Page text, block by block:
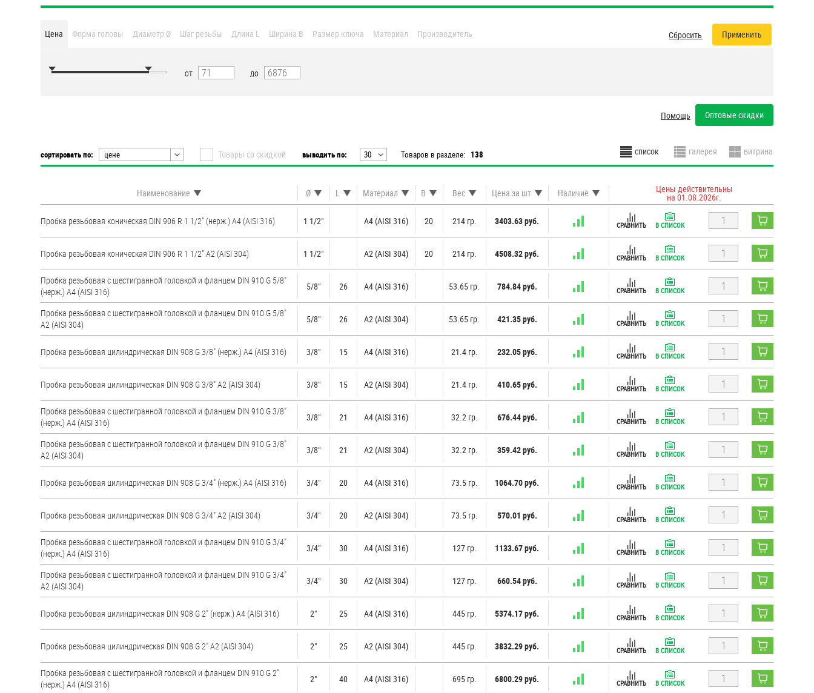
Дюбели
Инструмент
метрической резьбой
Крюки, кольца с шурупной
резьбой
Оснастка и аксессуары для
яхт
Пробки
Саморезы и шурупы
Стопорные кольца
Хомуты
Шайбы
Шпильки
Шплинты
Штифты и пальцы
Цена Форма головы Диаметр Ø Шаг резьбы Длина L Ширина B Размер ключа Материал Производитель Сбросить все фильтры
от до
Оптовые скидки
Помощь
сортировать по:
цене
цене
Товары со скидкой выводить по:
30
20
50
Товаров в разделе: 138
Наименование Ø L Материал B Вес Цена за шт Наличие Цены действительны
на 01.08.2026г.
Пробка резьбовая коническая DIN 906 R 1 1/2" (нерж.) A4 (AISI 316) 1 1/2" A4 (AISI 316) 20 214 гр. 3403.63 руб. СРАВНИТЬ В СПИСОК
Пробка резьбовая коническая DIN 906 R 1 1/2" А2 (AISI 304) 1 1/2" А2 (AISI 304) 20 214 гр. 4508.32 руб. СРАВНИТЬ В СПИСОК
Пробка резьбовая с шестигранной головкой и фланцем DIN 910 G 5/8"
(нерж.) A4 (AISI 316)
5/8" 26 A4 (AISI 316) 53.65 гр. 784.84 руб. СРАВНИТЬ В СПИСОК
Пробка резьбовая с шестигранной головкой и фланцем DIN 910 G 5/8"
А2 (AISI 304)
5/8" 26 А2 (AISI 304) 53.65 гр. 421.35 руб. СРАВНИТЬ В СПИСОК
Пробка резьбовая цилиндрическая DIN 908 G 3/8" (нерж.) A4 (AISI 316) 3/8" 15 A4 (AISI 316) 21.4 гр. 232.05 руб. СРАВНИТЬ В СПИСОК
Пробка резьбовая цилиндрическая DIN 908 G 3/8" А2 (AISI 304) 3/8" 15 А2 (AISI 304) 21.4 гр. 410.65 руб. СРАВНИТЬ В СПИСОК
Пробка резьбовая с шестигранной головкой и фланцем DIN 910 G 3/8"
(нерж.) A4 (AISI 316)
3/8" 21 A4 (AISI 316) 32.2 гр. 676.44 руб. СРАВНИТЬ В СПИСОК
Пробка резьбовая с шестигранной головкой и фланцем DIN 910 G 3/8"
А2 (AISI 304)
3/8" 21 А2 (AISI 304) 32.2 гр. 359.42 руб. СРАВНИТЬ В СПИСОК
Пробка резьбовая цилиндрическая DIN 908 G 3/4" (нерж.) A4 (AISI 316) 3/4" 20 A4 (AISI 316) 73.5 гр. 1064.70 руб. СРАВНИТЬ В СПИСОК
Пробка резьбовая цилиндрическая DIN 908 G 3/4" А2 (AISI 304) 3/4" 20 А2 (AISI 304) 73.5 гр. 570.01 руб. СРАВНИТЬ В СПИСОК
Пробка резьбовая с шестигранной головкой и фланцем DIN 910 G 3/4"
(нерж.) A4 (AISI 316)
3/4" 30 A4 (AISI 316) 127 гр. 1133.67 руб. СРАВНИТЬ В СПИСОК
Пробка резьбовая с шестигранной головкой и фланцем DIN 910 G 3/4"
А2 (AISI 304)
3/4" 30 А2 (AISI 304) 127 гр. 660.54 руб. СРАВНИТЬ В СПИСОК
Пробка резьбовая цилиндрическая DIN 908 G 2" (нерж.) A4 (AISI 316) 2" 25 A4 (AISI 316) 445 гр. 5374.17 руб. СРАВНИТЬ В СПИСОК
Пробка резьбовая цилиндрическая DIN 908 G 2" А2 (AISI 304) 2" 25 А2 (AISI 304) 445 гр. 3832.29 руб. СРАВНИТЬ В СПИСОК
Пробка резьбовая с шестигранной головкой и фланцем DIN 910 G 2"
(нерж.) A4 (AISI 316)
2" 40 A4 (AISI 316) 695 гр. 6800.29 руб. СРАВНИТЬ В СПИСОК